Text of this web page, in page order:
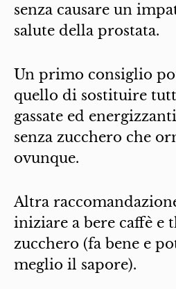
senza causare un
salute della prostata.
Un primo consiglio
quello di sostituire
gassate ed
senza zucchero che
ovunque.
Altra
iniziare a bere caffè e
zucchero (fa bene e
meglio il sapore).